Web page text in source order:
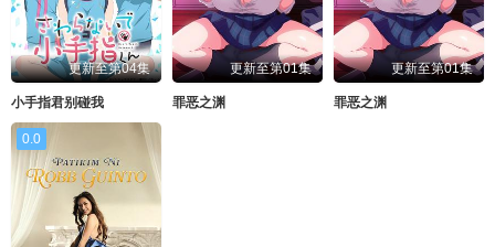
更新至第04集
小手指君别碰我
更新至第01集
罪恶之渊
更新至第01集
罪恶之渊
0.0